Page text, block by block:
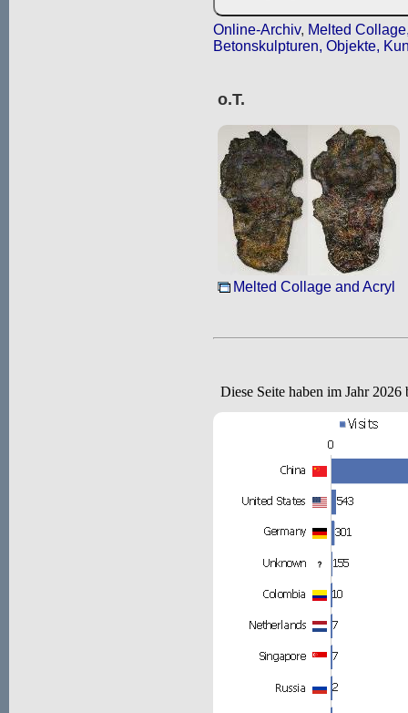
Online-Archiv, Melted
Betonskulpturen, Objekte,
o.T.
Melted Collage and Acryl